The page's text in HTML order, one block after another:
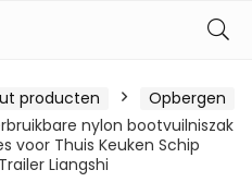
producten
Opbergen
nylon bootvuilniszak
voor Thuis Keuken Schip
Liangshi